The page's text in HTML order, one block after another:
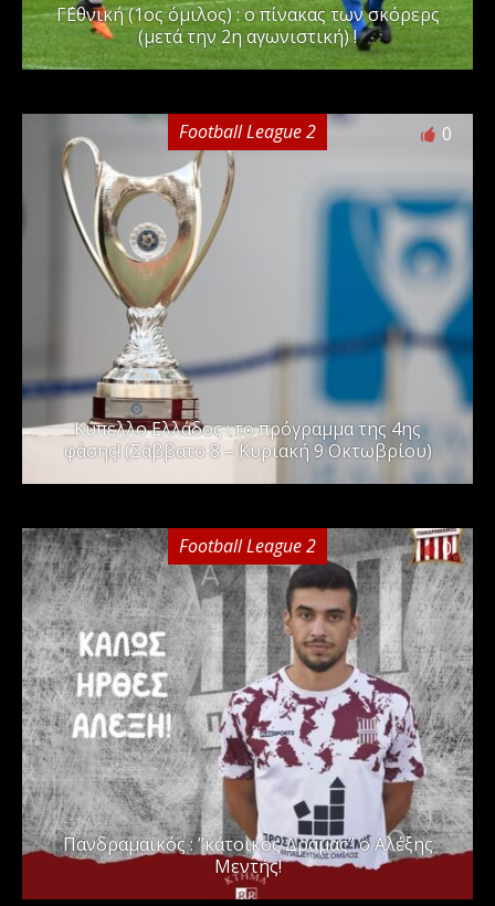
Γ΄Εθνική (1ος όμιλος) : ο πίνακας των σκόρερς
(μετά την 2η αγωνιστική) !
Football League 2 0
Kύπελλο Ελλάδος : το πρόγραμμα της 4ης
φάσης! (Σάββατο 8 – Κυριακή 9 Οκτωβρίου)
Football League 2 0
Πανδραμαϊκός : ”κάτοικος Δράμας” ο Αλέξης
Μεντής!